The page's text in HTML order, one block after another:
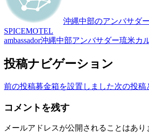
沖縄中部のアンバサダ
SPICEMOTEL
ambassador沖縄中部アンバサダー琉米カ
投稿ナビゲーション
前の投稿募金箱を設置しました次の投稿
コメントを残す
メールアドレスが公開されることはあり